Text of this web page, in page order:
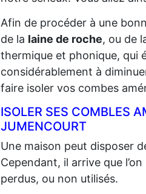
Afin de procéder à une
de la laine de roche, ou de
thermique et phonique, qui
considérablement à
faire isoler vos combes
ISOLER SES COMBLES
JUMENCOURT
Une maison peut disposer
Cependant, il arrive que
perdus, ou non utilisés.